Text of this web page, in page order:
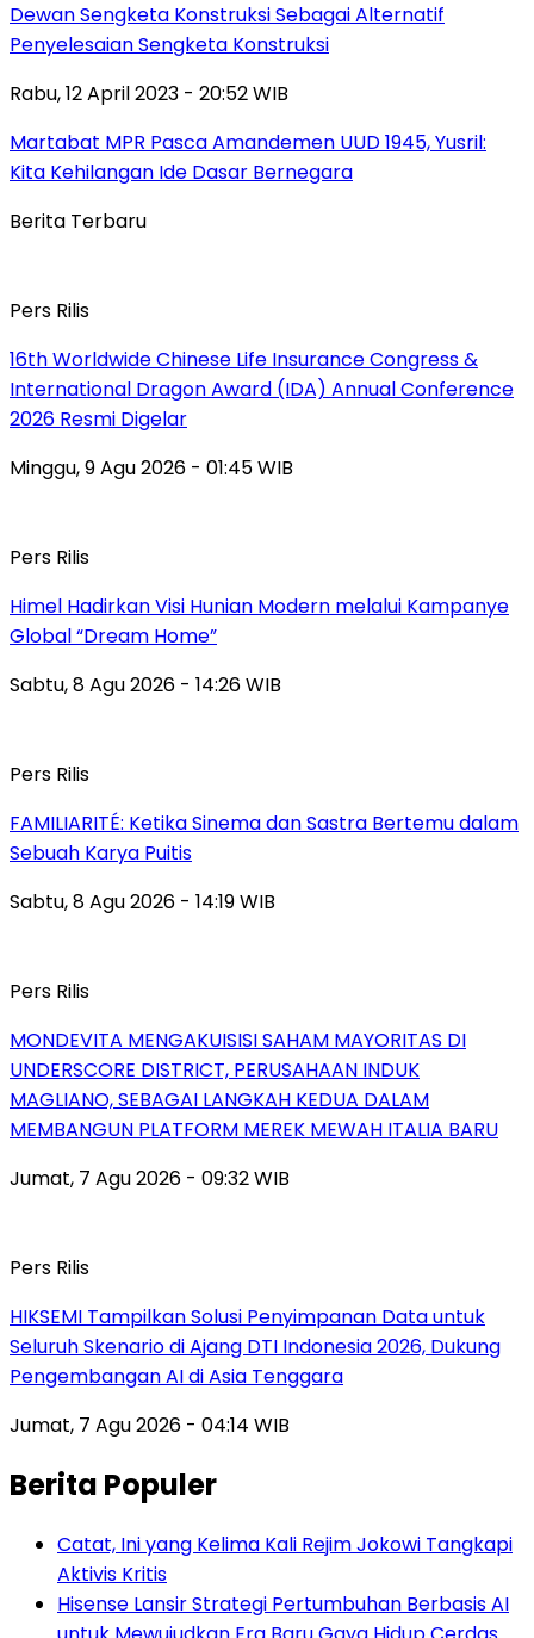
Dewan Sengketa Konstruksi Sebagai Alternatif
Penyelesaian Sengketa Konstruksi
Rabu, 12 April 2023 - 20:52 WIB
Martabat MPR Pasca Amandemen UUD 1945, Yusril:
Kita Kehilangan Ide Dasar Bernegara
Berita Terbaru
Pers Rilis
16th Worldwide Chinese Life Insurance Congress &
International Dragon Award (IDA) Annual Conference
2026 Resmi Digelar
Minggu, 9 Agu 2026 - 01:45 WIB
Pers Rilis
Himel Hadirkan Visi Hunian Modern melalui Kampanye
Global “Dream Home”
Sabtu, 8 Agu 2026 - 14:26 WIB
Pers Rilis
FAMILIARITÉ: Ketika Sinema dan Sastra Bertemu dalam
Sebuah Karya Puitis
Sabtu, 8 Agu 2026 - 14:19 WIB
Pers Rilis
MONDEVITA MENGAKUISISI SAHAM MAYORITAS DI
UNDERSCORE DISTRICT, PERUSAHAAN INDUK
MAGLIANO, SEBAGAI LANGKAH KEDUA DALAM
MEMBANGUN PLATFORM MEREK MEWAH ITALIA BARU
Jumat, 7 Agu 2026 - 09:32 WIB
Pers Rilis
HIKSEMI Tampilkan Solusi Penyimpanan Data untuk
Seluruh Skenario di Ajang DTI Indonesia 2026, Dukung
Pengembangan AI di Asia Tenggara
Jumat, 7 Agu 2026 - 04:14 WIB
Berita Populer
Catat, Ini yang Kelima Kali Rejim Jokowi Tangkapi
Aktivis Kritis
Hisense Lansir Strategi Pertumbuhan Berbasis AI